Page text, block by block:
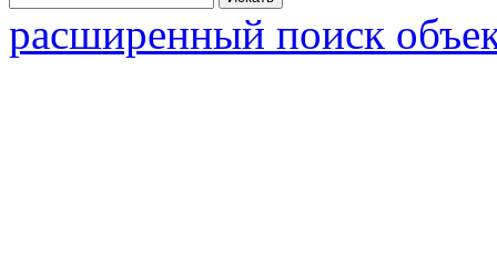
расширенный поиск